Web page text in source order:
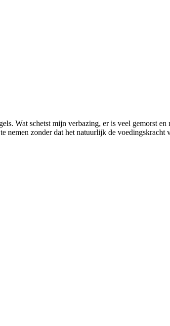
Wat schetst mijn verbazing, er is veel gemorst
nemen zonder dat het natuurlijk de voedingskracht